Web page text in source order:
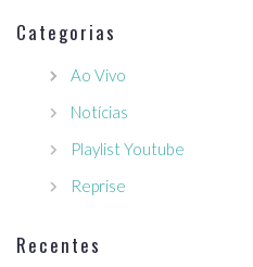
Categorias
Ao Vivo
Notícias
Playlist Youtube
Reprise
Recentes